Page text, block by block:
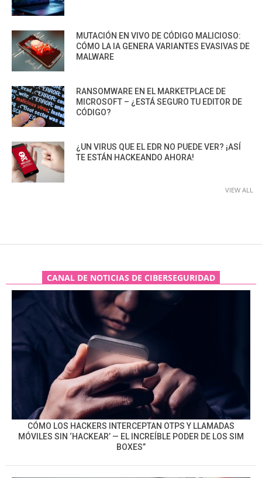
MUTACIÓN EN VIVO DE CÓDIGO MALICIOSO:
CÓMO LA IA GENERA VARIANTES EVASIVAS DE
MALWARE
RANSOMWARE EN EL MARKETPLACE DE
MICROSOFT – ¿ESTÁ SEGURO TU EDITOR DE
CÓDIGO?
¿UN VIRUS QUE EL EDR NO PUEDE VER? ¡ASÍ
TE ESTÁN HACKEANDO AHORA!
VIEW ALL
CANAL DE NOTICIAS DE CIBERSEGURIDAD
CÓMO LOS HACKERS INTERCEPTAN OTPS Y LLAMADAS
MÓVILES SIN ‘HACKEAR’ — EL INCREÍBLE PODER DE LOS SIM
BOXES”